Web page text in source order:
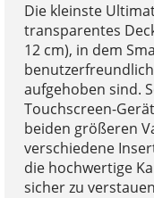
Die kleinste
transparentes
12 cm), in dem
aufgehoben sind.
Touchscreen-
beiden größeren
verschiedene
die hochwertige
sicher zu